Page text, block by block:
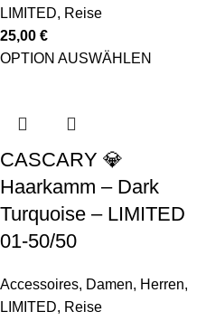
LIMITED, Reise
25,00 €
OPTION AUSWÄHLEN
CASCARY 💎
Haarkamm – Dark
Turquoise – LIMITED
01-50/50
Accessoires, Damen, Herren,
LIMITED, Reise